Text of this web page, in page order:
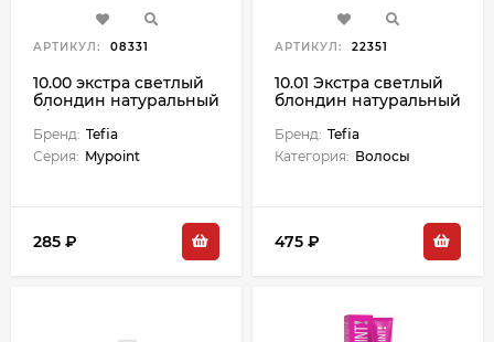
АРТИКУЛ: 08331
10.00 экстра светлый
блондин натуральный
краска д/волос 60 мл
Бренд: Tefia
Серия: Mypoint
285 ₽
АРТИКУЛ: 22351
10.01 Экстра светлый
блондин натуральный
60 мл
Бренд: Tefia
Категория: Волосы
475 ₽